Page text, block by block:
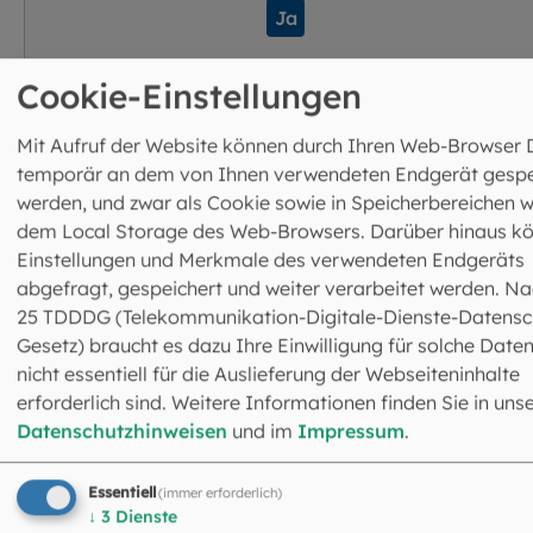
Ja
Selbst den Osterhasen, der von vielen als heidnisches
Symbol abgetan wird, deutet Franzl als Symbol des
Lebens: „Weil er sich vermehrt und zeigt, welches
Lebenspotenzial in ihm steckt. Das Leben ist nicht
aufzuhalten“, erklärt er mit einem Schmunzeln. Für ihn ist
entscheidend, dass das Wissen um die Bedeutung der
Bräuche erhalten bleibt: „Dann helfen sie, sich in das
Ostergeheimnis hineinzufühlen. Wenn sie sinnentleert
Wie aber vermittelt man die Osterbotschaft Menschen,
Cookie-Einstellungen
Mit Aufruf der Website können durch Ihren Web-Browser
temporär an dem von Ihnen verwendeten Endgerät
werden, und zwar als Cookie sowie in Speicherbereichen
dem Local Storage des Web-Browsers. Darüber hinaus
Einstellungen und Merkmale des verwendeten Endgeräts
abgefragt, gespeichert und weiter verarbeitet werden.
25 TDDDG (Telekommunikation-Digitale-Dienste-
Gesetz) braucht es dazu Ihre Einwilligung für solche
nicht essentiell für die Auslieferung der Webseiteninhalte
erforderlich sind. Weitere Informationen finden Sie in
Datenschutzhinweisen und im Impressum.
Essentiell(immer erforderlich)
↓ 3 Dienste